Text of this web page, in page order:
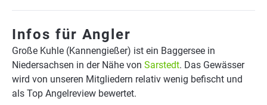
Infos für Angler
Große Kuhle (Kannengießer) ist ein Baggersee in
Niedersachsen in der Nähe von Sarstedt. Das Gewässer
wird von unseren Mitgliedern relativ wenig befischt und
als Top Angelreview bewertet.